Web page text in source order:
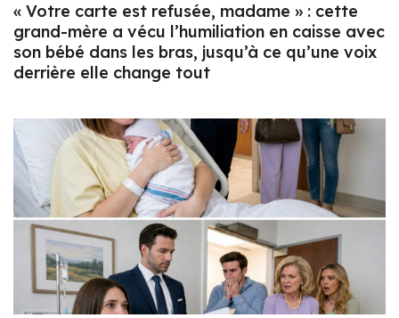
« Votre carte est refusée, madame » : cette
grand-mère a vécu l’humiliation en caisse avec
son bébé dans les bras, jusqu’à ce qu’une voix
derrière elle change tout